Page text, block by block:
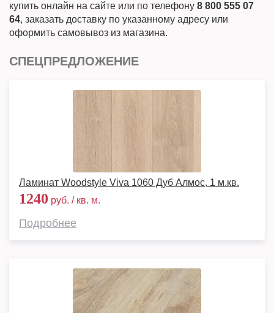
купить онлайн на сайте или по телефону 8 800 555 07
64, заказать доставку по указанному адресу или
оформить самовывоз из магазина.
СПЕЦПРЕДЛОЖЕНИЕ
Ламинат Woodstyle Viva 1060 Дуб Алмос, 1 м.кв.
1240 руб. / кв. м.
Подробнее